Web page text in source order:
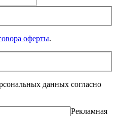
оферты.
данных согласно
Рекламная